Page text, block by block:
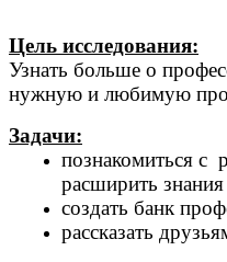
Цель исследования:
Узнать больше о
нужную и любимую
Задачи:
познакомиться с
расширить
создать банк
рассказать